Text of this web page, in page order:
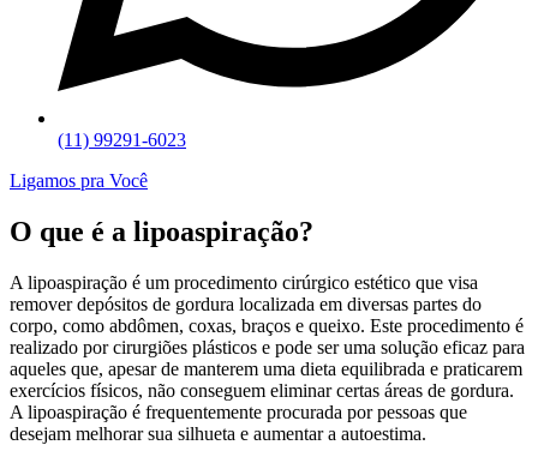
(11) 99291-6023
Ligamos pra Você
O que é a lipoaspiração?
A lipoaspiração é um procedimento cirúrgico estético que visa
remover depósitos de gordura localizada em diversas partes do
corpo, como abdômen, coxas, braços e queixo. Este procedimento é
realizado por cirurgiões plásticos e pode ser uma solução eficaz para
aqueles que, apesar de manterem uma dieta equilibrada e praticarem
exercícios físicos, não conseguem eliminar certas áreas de gordura.
A lipoaspiração é frequentemente procurada por pessoas que
desejam melhorar sua silhueta e aumentar a autoestima.